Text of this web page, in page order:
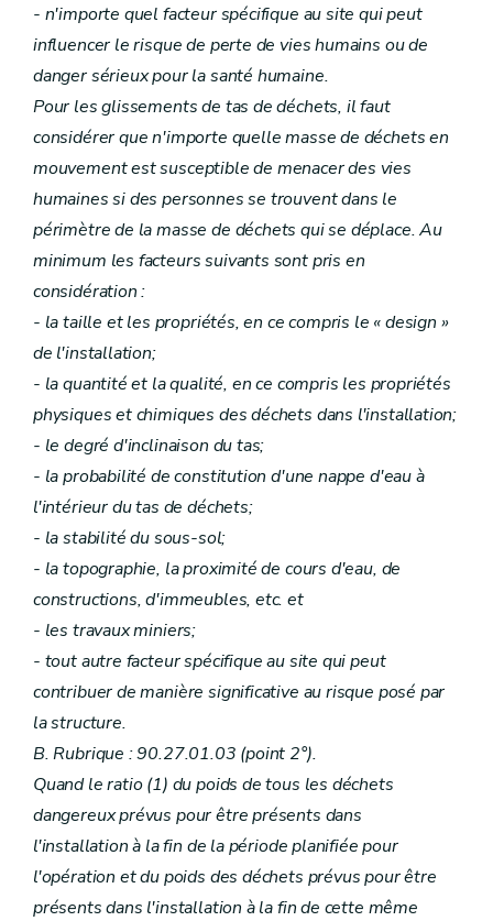
- n'importe quel facteur spécifique au site qui peut
influencer le risque de perte de vies humains ou de
danger sérieux pour la santé humaine.
Pour les glissements de tas de déchets, il faut
considérer que n'importe quelle masse de déchets en
mouvement est susceptible de menacer des vies
humaines si des personnes se trouvent dans le
périmètre de la masse de déchets qui se déplace. Au
minimum les facteurs suivants sont pris en
considération :
- la taille et les propriétés, en ce compris le « design »
de l'installation;
- la quantité et la qualité, en ce compris les propriétés
physiques et chimiques des déchets dans l'installation;
- le degré d'inclinaison du tas;
- la probabilité de constitution d'une nappe d'eau à
l'intérieur du tas de déchets;
- la stabilité du sous-sol;
- la topographie, la proximité de cours d'eau, de
constructions, d'immeubles, etc. et
- les travaux miniers;
- tout autre facteur spécifique au site qui peut
contribuer de manière significative au risque posé par
la structure.
B. Rubrique : 90.27.01.03 (point 2°).
Quand le ratio (1) du poids de tous les déchets
dangereux prévus pour être présents dans
l'installation à la fin de la période planifiée pour
l'opération et du poids des déchets prévus pour être
présents dans l'installation à la fin de cette même